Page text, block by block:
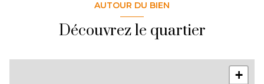
AUTOUR DU BIEN
Découvrez le quartier
+